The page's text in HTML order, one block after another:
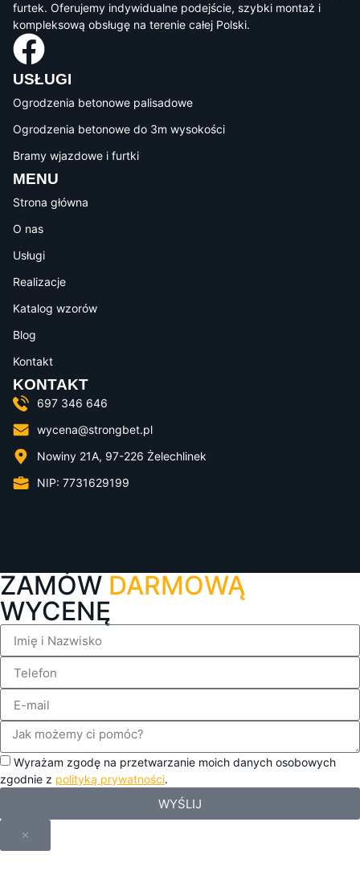
furtek. Oferujemy indywidualne podejście, szybki montaż i
kompleksową obsługę na terenie całej Polski.
USŁUGI
Ogrodzenia betonowe palisadowe
Ogrodzenia betonowe do 3m wysokości
Bramy wjazdowe i furtki
MENU
Strona główna
O nas
Usługi
Realizacje
Katalog wzorów
Blog
Kontakt
KONTAKT
697 346 646
wycena@strongbet.pl
Nowiny 21A, 97-226 Żelechlinek
NIP: 7731629199
ZAMÓW DARMOWĄ
WYCENĘ
Wyrażam zgodę na przetwarzanie moich danych osobowych
zgodnie z polityką prywatności.
WYŚLIJ